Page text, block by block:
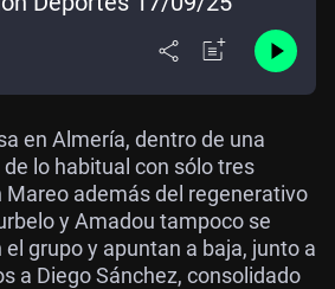
en Almería, dentro de una
lo habitual con sólo tres
además del regenerativo
y Amadou tampoco se
grupo y apuntan a baja, junto a
a Diego Sánchez, consolidado